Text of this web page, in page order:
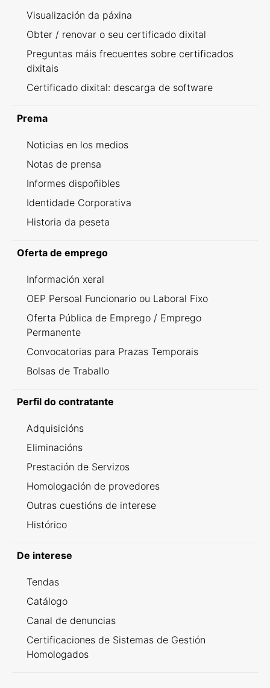
Visualización da páxina
Obter / renovar o seu certificado dixital
Preguntas máis frecuentes sobre certificados
dixitais
Certificado dixital: descarga de software
Prema
Noticias en los medios
Notas de prensa
Informes dispoñibles
Identidade Corporativa
Historia da peseta
Oferta de emprego
Información xeral
OEP Persoal Funcionario ou Laboral Fixo
Oferta Pública de Emprego / Emprego
Permanente
Convocatorias para Prazas Temporais
Bolsas de Traballo
Perfil do contratante
Adquisicións
Eliminacións
Prestación de Servizos
Homologación de provedores
Outras cuestións de interese
Histórico
De interese
Tendas
Catálogo
Canal de denuncias
Certificaciones de Sistemas de Gestión
Homologados